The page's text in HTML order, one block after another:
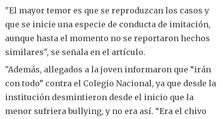
"El mayor temor es que se reproduzcan los casos y
que se inicie una especie de conducta de imitación,
aunque hasta el momento no se reportaron hechos
similares", se señala en el artículo.
"Además, allegados a la joven informaron que “irán
con todo” contra el Colegio Nacional, ya que desde la
institución desmintieron desde el inicio que la
menor sufriera bullying, y no era así. “Era el chivo